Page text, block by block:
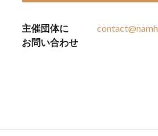
主催団体に
お問い合わせ